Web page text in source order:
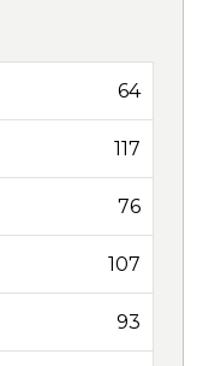
64
117
76
107
93